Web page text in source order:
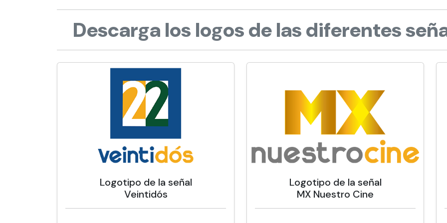
Descarga los logos de las diferentes
Logotipo de la señal
Veintidós
Logotipo de la señal
MX Nuestro Cine